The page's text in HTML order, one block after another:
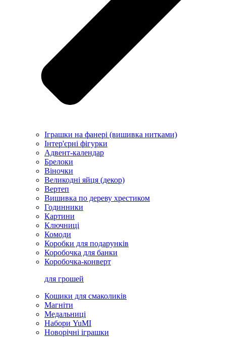
Іграшки на фанері (вишивка нитками)
Інтер'єрні фігурки
Адвент-календар
Брелоки
Віночки
Великодні яйця (декор)
Вертеп
Вишивка по дереву хрестиком
Годинники
Картини
Ключниці
Комоди
Коробки для подарунків
Коробочка для банки
Коробочка-конверт
для грошей
Кошики для смаколиків
Магніти
Медальниці
Набори YuMI
Новорічні іграшки